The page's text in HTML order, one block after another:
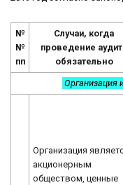
№
№
пп
Случаи, когда
проведение
обязательно
Организация
Организация
акционерным
обществом, ценные